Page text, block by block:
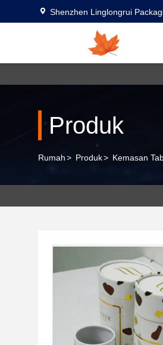
Shenzhen Linglongrui
Produk
Rumah> Produk> Kemasan